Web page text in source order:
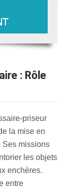
priseur
la mise en
Ses missions
les objets
enchères.
entre